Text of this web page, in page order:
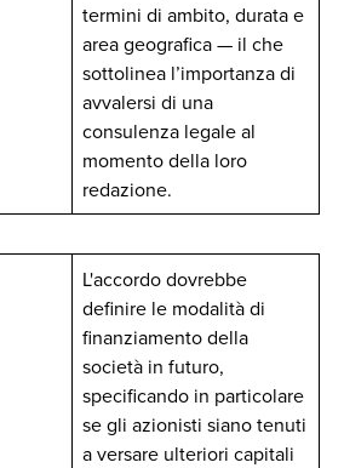
termini di ambito, durata e
area geografica — il che
sottolinea l’importanza di
avvalersi di una
consulenza legale al
momento della loro
redazione.
L'accordo dovrebbe
definire le modalità di
finanziamento della
società in futuro,
specificando in particolare
se gli azionisti siano tenuti
a versare ulteriori capitali